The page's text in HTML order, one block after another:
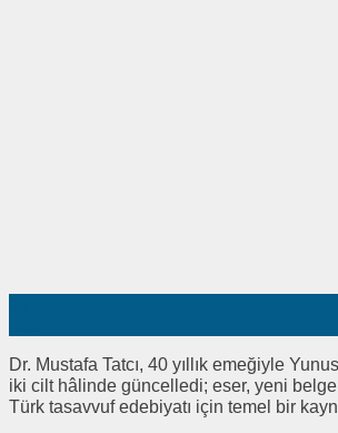
Dr. Mustafa Tatcı, 40 yıllık emeğiyle
iki cilt hâlinde güncelledi; eser, yeni
Türk tasavvuf edebiyatı için temel bir